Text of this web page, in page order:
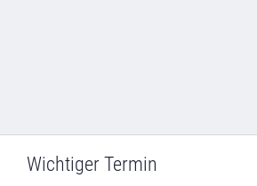
Wichtiger Termin